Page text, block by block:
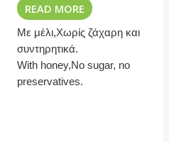
READ MORE
Με μέλι,Χωρίς ζάχαρη και
συντηρητικά.
With honey,No sugar, no
preservatives.